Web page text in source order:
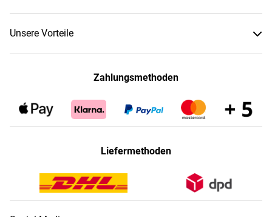
Unsere Vorteile
Zahlungsmethoden
Liefermethoden